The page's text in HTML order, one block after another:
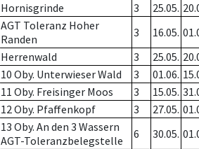
Hornisgrinde 3 25.05.
AGT Toleranz Hoher
Randen
3 16.05.
Herrenwald 3 25.05.
10 Oby. Unterwieser Wald 3 01.06.
11 Oby. Freisinger Moos 3 15.05.
12 Oby. Pfaffenkopf 3 27.05.
13 Oby. An den 3 Wassern
AGT-Toleranzbelegstelle
6 30.05.